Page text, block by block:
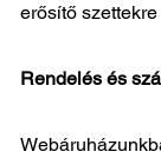
erősítő
Rendelés és